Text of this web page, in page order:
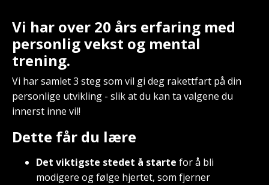
Vi har over 20 års erfaring med
personlig vekst og mental
trening.
Vi har samlet 3 steg som vil gi deg rakettfart på din
personlige utvikling - slik at du kan ta valgene du
innerst inne vil!
Dette får du lære
Det viktigste stedet å starte for å bli
modigere og følge hjertet, som fjerner